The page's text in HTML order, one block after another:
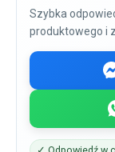
Szybka
produktowego i
✓ Odpowiedź w